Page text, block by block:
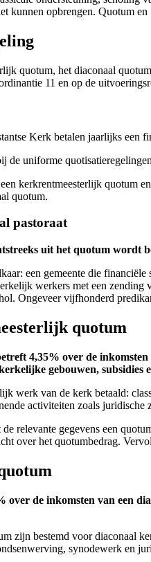
kunnen opbrengen. Quotum
quotum, het diaconaal
11 en op de
Kerk betalen jaarlijks
de uniforme
kerkrentmeesterlijk quotum
quotum.
pastoraat
uit het quotum wordt
een gemeente die
werkers met een
Ongeveer vijfhonderd
quotum
4,35% over de inkomsten
gebouwen, subsidies
werk van de kerk betaald:
activiteiten zoals
relevante gegevens een
over het quotumbedrag.
de inkomsten van een
zijn bestemd voor diaconaal
synodewerk en